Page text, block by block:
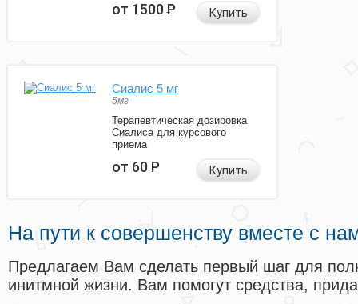
от 1500Р Купить
Сиалис 5 мг
5мг
Терапевтическая дозировка
Сиалиса для курсового
приема
от 60Р Купить
На пути к совершенству вместе с
Предлагаем Вам сделать первый шаг для
инитмной жизни. Вам помогут средства,